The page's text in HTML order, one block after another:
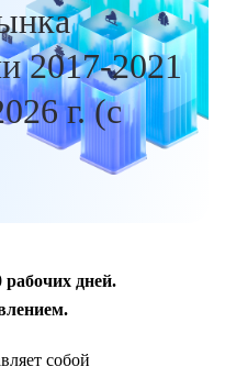
2017-2021
г. (с
рабочих дней.
собой